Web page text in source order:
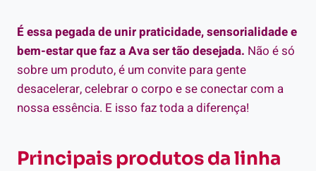
É essa pegada de unir praticidade, sensorialidade e
bem-estar que faz a Ava ser tão desejada. Não é só
sobre um produto, é um convite para gente
desacelerar, celebrar o corpo e se conectar com a
nossa essência. E isso faz toda a diferença!
Principais produtos da linha